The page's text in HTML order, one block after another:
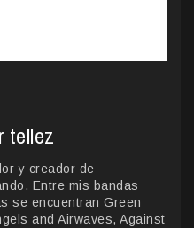
tellez
y creador de
Entre mis bandas
se encuentran Green
and Airwaves, Against